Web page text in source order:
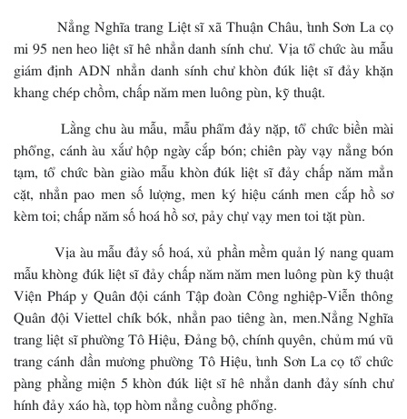
Nẳng Nghĩa trang Liệt sĩ xã Thuận Châu, tỉnh Sơn La cọ
mi 95 nen heo liệt sĩ hê nhẳn danh sính chư. Vịa tổ chức àu mẫu
giám định ADN nhẳn danh sính chư khòn đúk liệt sĩ đảy khặn
khang chép chồm, chấp năm men luông pùn, kỹ thuật.
Lằng chu àu mẫu, mẫu phẩm đảy nặp, tổ chức biền mài
phổng, cánh àu xắư hộp ngày cắp bón; chiên pày vạy nẳng bón
tạm, tổ chức bàn giào mẫu khòn đúk liệt sĩ đảy chấp năm mẳn
cặt, nhẳn pao men số lượng, men ký hiệu cánh men cắp hồ sơ
kèm toi; chấp năm số hoá hồ sơ, pảy chự vạy men toi tặt pùn.
Vịa àu mẫu đảy số hoá, xủ phần mềm quản lý nang quam
mẫu khòng đúk liệt sĩ đảy chấp năm năm men luông pùn kỹ thuật
Viện Pháp y Quân đội cánh Tập đoàn Công nghiệp-Viễn thông
Quân đội Viettel chík bók, nhẳn pao tiêng àn, men.Nẳng Nghĩa
trang liệt sĩ phường Tô Hiệu, Đảng bộ, chính quyên, chủm mú vũ
trang cánh dần mương phường Tô Hiệu, tỉnh Sơn La cọ tổ chức
pàng phằng miện 5 khòn đúk liệt sĩ hê nhẳn danh đảy sính chư
hính đảy xáo hà, tọp hòm nẳng cuồng phổng.